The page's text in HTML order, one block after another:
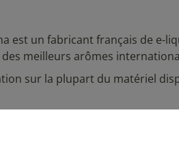
est un fabricant français de e-
meilleurs arômes
sur la plupart du matériel